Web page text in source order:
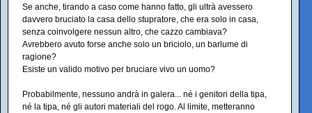
Se anche, tirando a caso come hanno fatto, gli ultrà avessero
davvero bruciato la casa dello stupratore, che era solo in casa,
senza coinvolgere nessun altro, che cazzo cambiava?
Avrebbero avuto forse anche solo un briciolo, un barlume di
ragione?
Esiste un valido motivo per bruciare vivo un uomo?
Probabilmente, nessuno andrà in galera... né i genitori della tipa,
né la tipa, né gli autori materiali del rogo. Al limite, metteranno